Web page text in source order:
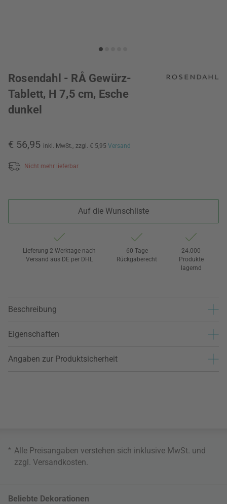
Rosendahl - RÅ Gewürz-
Tablett, H 7,5 cm, Esche
dunkel
€ 56,95 inkl. MwSt., zzgl. € 5,95 Versand
Nicht mehr lieferbar
Auf die Wunschliste
Lieferung 2 Werktage nach
Versand aus DE per DHL
60 Tage
Rückgaberecht
24.000
Produkte
lagernd
Beschreibung
Eigenschaften
Angaben zur Produktsicherheit
* Alle Preisangaben verstehen sich inklusive MwSt. und
zzgl. Versandkosten
Beliebte Dekorationen